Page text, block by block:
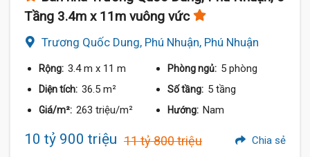
Tầng 3.4m x 11m vuông vức
Trương Quốc Dung, Phú Nhuận, Phú Nhuận
Rộng: 3.4 m x 11 m Phòng ngủ: 5 phòng
Diện tích: 36.5 m² Số tầng: 5 tầng
Giá/m²: 263 triệu/m² Hướng: Nam
10 tỷ 900 triệu 11 tỷ 800 triệu Chia sẻ